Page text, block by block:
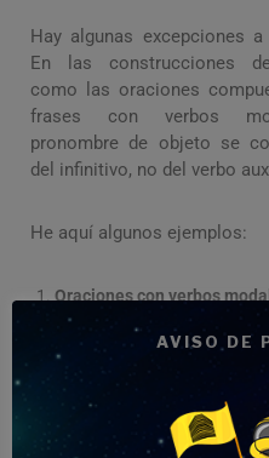
Hay algunas excepciones
En las construcciones
como las oraciones
frases con verbos
pronombre de objeto se
del infinitivo, no del verbo
He aquí algunos ejemplos:
Oraciones con verbos
peux le voir.» («Puedes
es el pronombre de objeto
modal «peux».
Oraciones compuestas: «Il
AVISO DE